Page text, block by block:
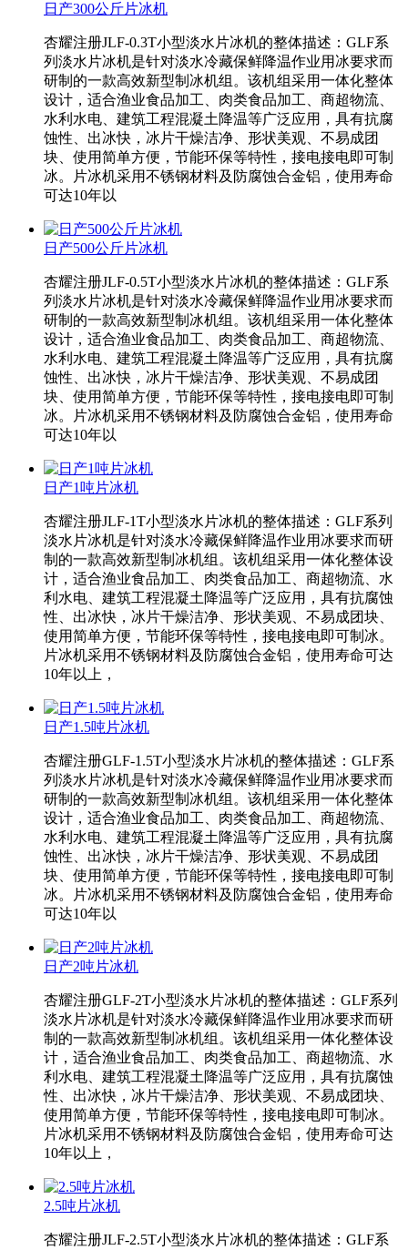
日产300公斤片冰机
杏耀注册JLF-0.3T小型淡水片冰机的整体描述：GLF系
列淡水片冰机是针对淡水冷藏保鲜降温作业用冰要求而
研制的一款高效新型制冰机组。该机组采用一体化整体
设计，适合渔业食品加工、肉类食品加工、商超物流、
水利水电、建筑工程混凝土降温等广泛应用，具有抗腐
蚀性、出冰快，冰片干燥洁净、形状美观、不易成团
块、使用简单方便，节能环保等特性，接电接电即可制
冰。片冰机采用不锈钢材料及防腐蚀合金铝，使用寿命
可达10年以
日产500公斤片冰机
杏耀注册JLF-0.5T小型淡水片冰机的整体描述：GLF系
列淡水片冰机是针对淡水冷藏保鲜降温作业用冰要求而
研制的一款高效新型制冰机组。该机组采用一体化整体
设计，适合渔业食品加工、肉类食品加工、商超物流、
水利水电、建筑工程混凝土降温等广泛应用，具有抗腐
蚀性、出冰快，冰片干燥洁净、形状美观、不易成团
块、使用简单方便，节能环保等特性，接电接电即可制
冰。片冰机采用不锈钢材料及防腐蚀合金铝，使用寿命
可达10年以
日产1吨片冰机
杏耀注册JLF-1T小型淡水片冰机的整体描述：GLF系列
淡水片冰机是针对淡水冷藏保鲜降温作业用冰要求而研
制的一款高效新型制冰机组。该机组采用一体化整体设
计，适合渔业食品加工、肉类食品加工、商超物流、水
利水电、建筑工程混凝土降温等广泛应用，具有抗腐蚀
性、出冰快，冰片干燥洁净、形状美观、不易成团块、
使用简单方便，节能环保等特性，接电接电即可制冰。
片冰机采用不锈钢材料及防腐蚀合金铝，使用寿命可达
10年以上，
日产1.5吨片冰机
杏耀注册GLF-1.5T小型淡水片冰机的整体描述：GLF系
列淡水片冰机是针对淡水冷藏保鲜降温作业用冰要求而
研制的一款高效新型制冰机组。该机组采用一体化整体
设计，适合渔业食品加工、肉类食品加工、商超物流、
水利水电、建筑工程混凝土降温等广泛应用，具有抗腐
蚀性、出冰快，冰片干燥洁净、形状美观、不易成团
块、使用简单方便，节能环保等特性，接电接电即可制
冰。片冰机采用不锈钢材料及防腐蚀合金铝，使用寿命
可达10年以
日产2吨片冰机
杏耀注册GLF-2T小型淡水片冰机的整体描述：GLF系列
淡水片冰机是针对淡水冷藏保鲜降温作业用冰要求而研
制的一款高效新型制冰机组。该机组采用一体化整体设
计，适合渔业食品加工、肉类食品加工、商超物流、水
利水电、建筑工程混凝土降温等广泛应用，具有抗腐蚀
性、出冰快，冰片干燥洁净、形状美观、不易成团块、
使用简单方便，节能环保等特性，接电接电即可制冰。
片冰机采用不锈钢材料及防腐蚀合金铝，使用寿命可达
10年以上，
2.5吨片冰机
杏耀注册JLF-2.5T小型淡水片冰机的整体描述：GLF系